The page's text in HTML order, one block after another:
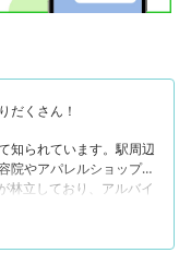
だくさん！
知られています。駅周辺
院やアパレルショップ、
林立しており、アルバイ
と「桜通口」「広小路
閤通口」は、新幹線の乗